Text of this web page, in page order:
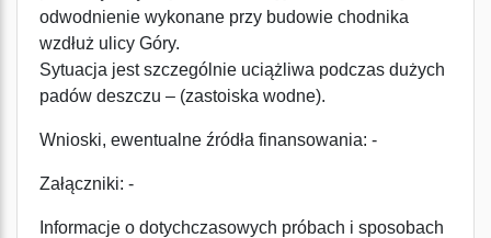
odwodnienie wykonane przy budowie chodnika
wzdłuż ulicy Góry.
Sytuacja jest szczególnie uciążliwa podczas dużych
padów deszczu – (zastoiska wodne).
Wnioski, ewentualne źródła finansowania: -
Załączniki: -
Informacje o dotychczasowych próbach i sposobach